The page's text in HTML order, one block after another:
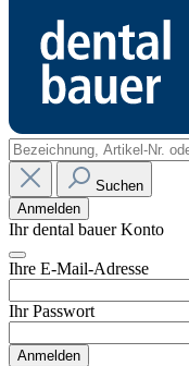
Suchen
Anmelden
Ihr dental bauer Konto
Ihre E-Mail-Adresse
Ihr Passwort
Anmelden